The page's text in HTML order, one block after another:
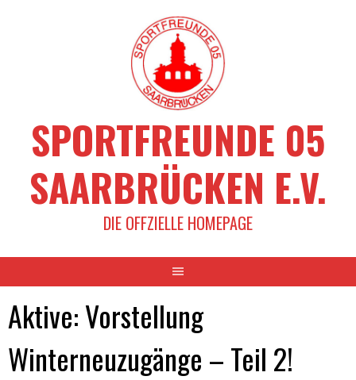
SPORTFREUNDE 05
SAARBRÜCKEN E.V.
DIE OFFZIELLE HOMEPAGE
Aktive: Vorstellung
Winterneuzugänge – Teil 2!